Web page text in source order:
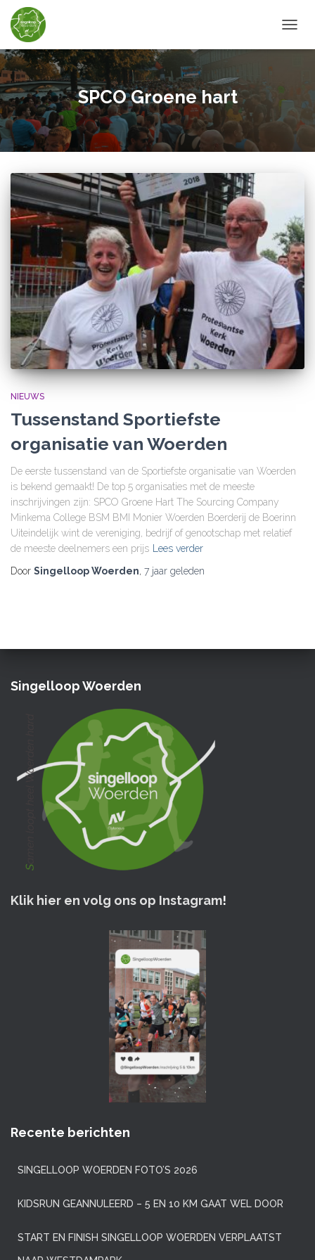
SPCO Groene hart
NIEUWS
Tussenstand Sportiefste
organisatie van Woerden
De eerste tussenstand van de Sportiefste organisatie van Woerden
is bekend gemaakt! De top 5 organisaties met de meeste
inschrijvingen zijn: SPCO Groene Hart The Sourcing Company
Minkema College BSM BMI Monier Woerden Boerderij de Boerinn
Uiteindelijk wint de vereniging, bedrijf of genootschap met relatief
de meeste deelnemers een prijs
Lees verder
Door Singelloop Woerden, 7 jaar geleden
Singelloop Woerden
Klik hier en volg ons op Instagram!
Recente berichten
SINGELLOOP WOERDEN FOTO’S 2026
KIDSRUN GEANNULEERD – 5 EN 10 KM GAAT WEL DOOR
START EN FINISH SINGELLOOP WOERDEN VERPLAATST